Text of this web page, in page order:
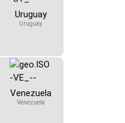
Uruguay
Uruguay
Venezuela
Venezuela